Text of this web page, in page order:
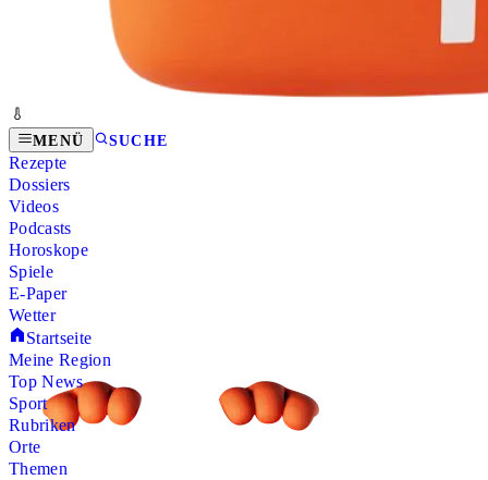
MENÜ SUCHE
Rezepte
Dossiers
Videos
Podcasts
Horoskope
Spiele
E-Paper
Wetter
Startseite
Meine Region
Top News
Sport
Rubriken
Orte
Themen